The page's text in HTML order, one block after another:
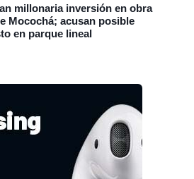
millonaria inversión en obra
Mocochá; acusan posible
en parque lineal